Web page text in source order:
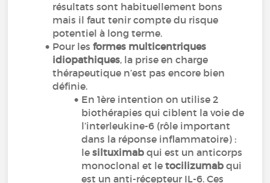
résultats sont habituellement bons
mais il faut tenir compte du risque
potentiel à long terme.
Pour lesformes multicentriques
idiopathiques, la prise en charge
thérapeutique n’est pas encore bien
définie.
En 1ère intention on utilise 2
biothérapies qui ciblent la voie de
l’interleukine-6 (rôle important
dans la réponse inflammatoire) :
lesiltuximab qui est un anticorps
monoclonal et letocilizumab qui
est un anti-récepteur IL-6. Ces